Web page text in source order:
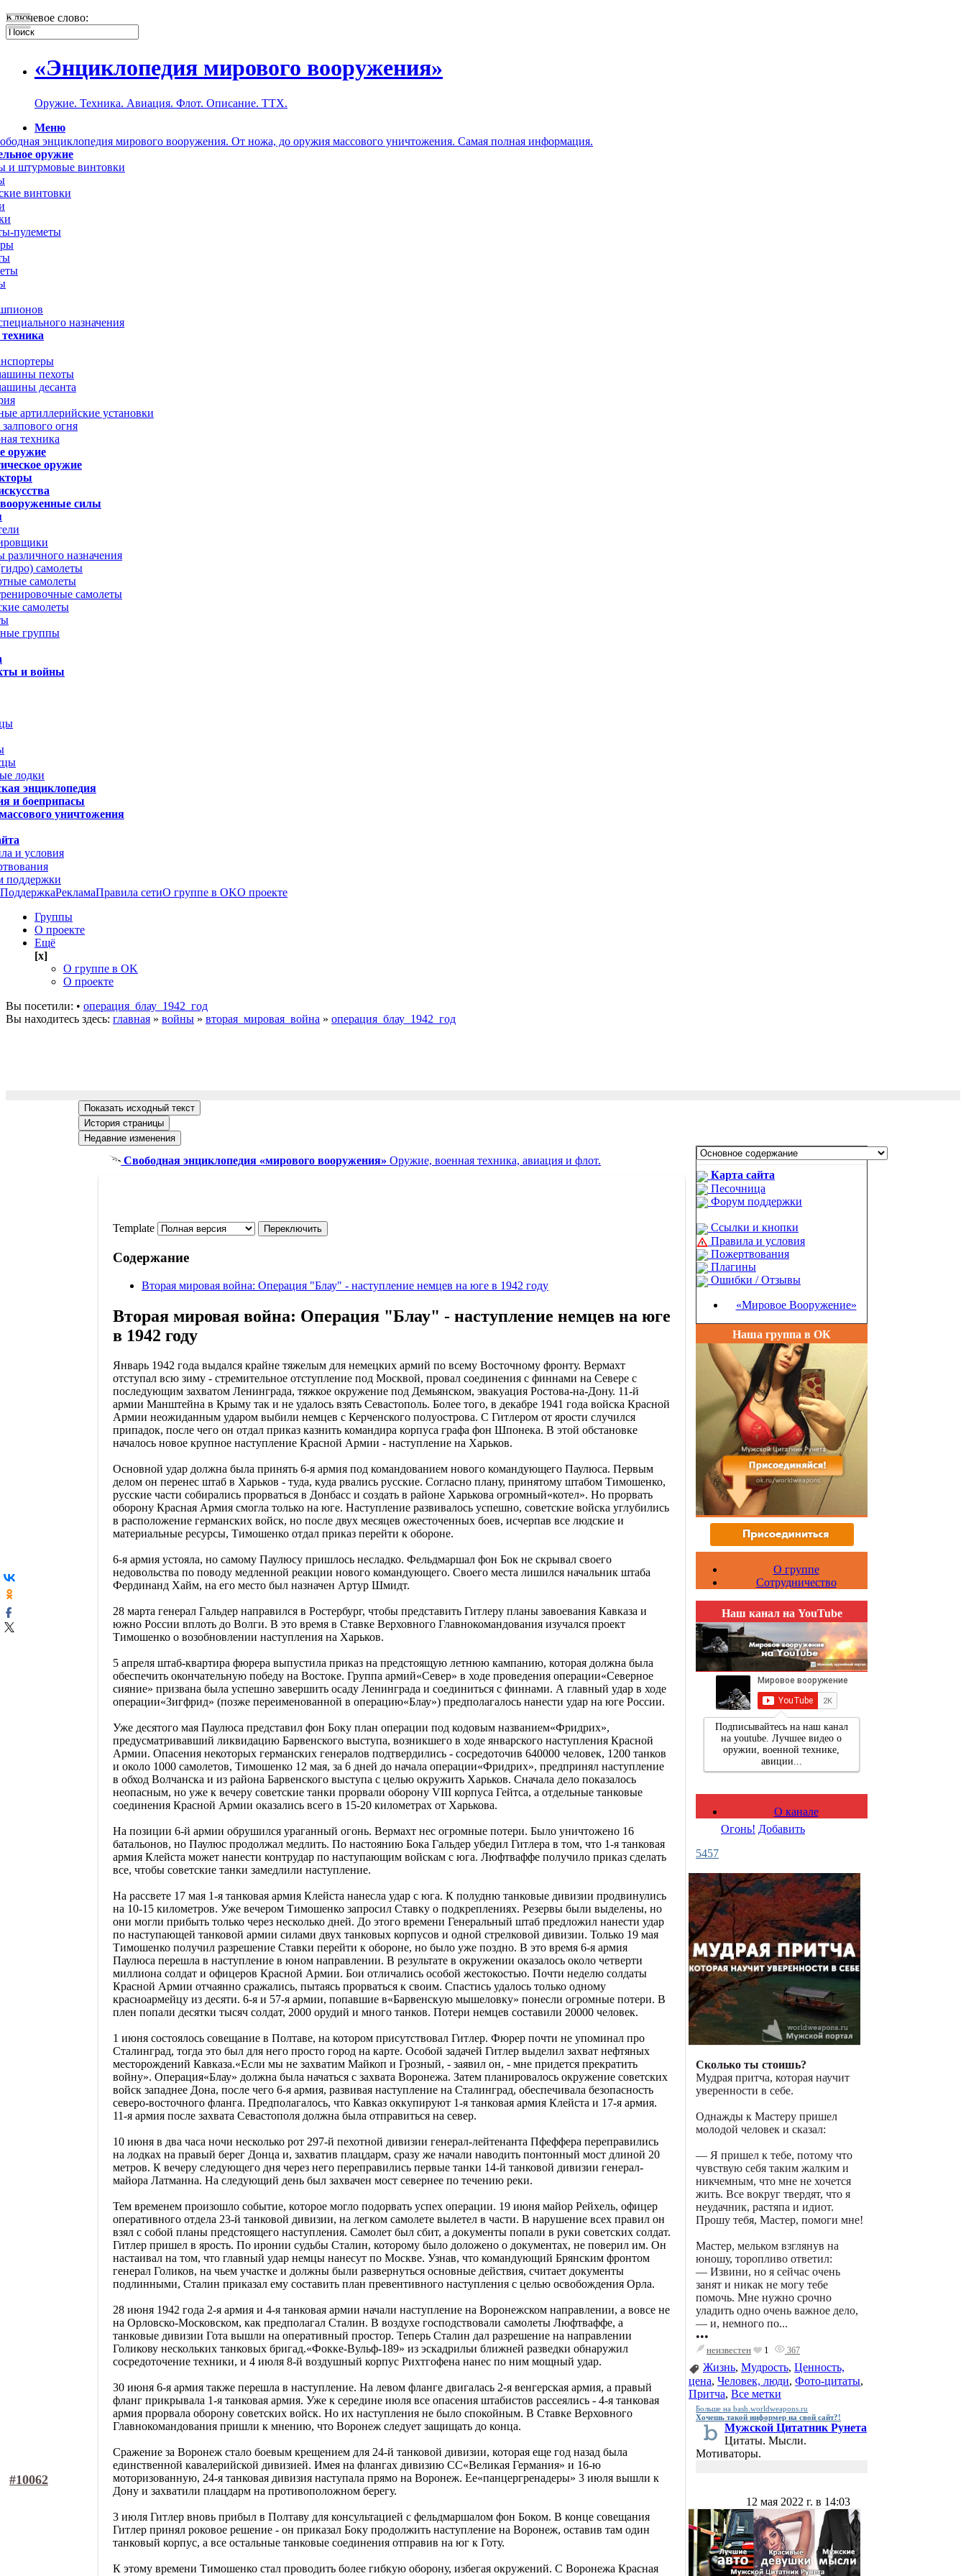
Ключевое слово:
«Энциклопедия мирового вооружения»
Оружие. Техника. Авиация. Флот. Описание. ТТХ.
Меню
оружие
и штурмовые винтовки
винтовки
пулеметы
назначения
пехоты
десанта
артиллерийские установки
огня
техника
оружие
оружие
силы
различного назначения
самолеты
самолеты
самолеты
самолеты
группы
и войны
лодки
энциклопедия
и боеприпасы
уничтожения
и условия
ПоддержкаРекламаПравила сетиО группе в OKО проекте
Группы
О проекте
Ещё
[x]
О группе в OK
О проекте
Вы посетили: • операция_блау_1942_год
Вы находитесь здесь: главная » войны » вторая_мировая_война » операция_блау_1942_год
Свободная энциклопедия «мирового вооружения» Оружие, военная техника, авиация и флот.
Template
Содержание
Вторая мировая война: Операция "Блау" - наступление немцев на юге в 1942 году
Вторая мировая война: Операция "Блау" - наступление немцев на юге
в 1942 году
Январь 1942 года выдался крайне тяжелым для немецких армий по всему Восточному фронту. Вермахт
отступал всю зиму - стремительное отступление под Москвой, провал соединения с финнами на Севере с
последующим захватом Ленинграда, тяжкое окружение под Демьянском, эвакуация Ростова-на-Дону. 11-й
армии Манштейна в Крыму так и не удалось взять Севастополь. Более того, в декабре 1941 года войска Красной
Армии неожиданным ударом выбили немцев с Керченского полуострова. С Гитлером от ярости случился
припадок, после чего он отдал приказ казнить командира корпуса графа фон Шпонека. В этой обстановке
началось новое крупное наступление Красной Армии - наступление на Харьков.
Основной удар должна была принять 6-я армия под командованием нового командующего Паулюса. Первым
делом он перенес штаб в Харьков - туда, куда рвались русские. Согласно плану, принятому штабом Тимошенко,
русские части собирались прорваться в Донбасс и создать в районе Харькова огромный«котел». Но прорвать
оборону Красная Армия смогла только на юге. Наступление развивалось успешно, советские войска углубились
в расположение германских войск, но после двух месяцев ожесточенных боев, исчерпав все людские и
материальные ресурсы, Тимошенко отдал приказ перейти к обороне.
6-я армия устояла, но самому Паулюсу пришлось несладко. Фельдмаршал фон Бок не скрывал своего
недовольства по поводу медленной реакции нового командующего. Своего места лишился начальник штаба
Фердинанд Хайм, на его место был назначен Артур Шмидт.
28 марта генерал Гальдер направился в Ростербург, чтобы представить Гитлеру планы завоевания Кавказа и
южно России вплоть до Волги. В это время в Ставке Верховного Главнокомандования изучался проект
Тимошенко о возобновлении наступления на Харьков.
5 апреля штаб-квартира фюрера выпустила приказ на предстоящую летнюю кампанию, которая должна была
обеспечить окончательную победу на Востоке. Группа армий«Север» в ходе проведения операции«Северное
сияние» призвана была успешно завершить осаду Ленинграда и соединиться с финнами. А главный удар в ходе
операции«Зигфрид» (позже переименованной в операцию«Блау») предполагалось нанести удар на юге России.
Уже десятого мая Паулюса представил фон Боку план операции под кодовым названием«Фридрих»,
предусматривавший ликвидацию Барвенского выступа, возникшего в ходе январского наступления Красной
Армии. Опасения некоторых германских генералов подтвердились - сосредоточив 640000 человек, 1200 танков
и около 1000 самолетов, Тимошенко 12 мая, за 6 дней до начала операции«Фридрих», предпринял наступление
в обход Волчанска и из района Барвенского выступа с целью окружить Харьков. Сначала дело показалось
неопасным, но уже к вечеру советские танки прорвали оборону VIII корпуса Гейтса, а отдельные танковые
соединения Красной Армии оказались всего в 15-20 километрах от Харькова.
На позиции 6-й армии обрушился ураганный огонь. Вермахт нес огромные потери. Было уничтожено 16
батальонов, но Паулюс продолжал медлить. По настоянию Бока Гальдер убедил Гитлера в том, что 1-я танковая
армия Клейста может нанести контрудар по наступающим войскам с юга. Люфтваффе получило приказ сделать
все, чтобы советские танки замедлили наступление.
На рассвете 17 мая 1-я танковая армия Клейста нанесла удар с юга. К полудню танковые дивизии продвинулись
на 10-15 километров. Уже вечером Тимошенко запросил Ставку о подкреплениях. Резервы были выделены, но
они могли прибыть только через несколько дней. До этого времени Генеральный штаб предложил нанести удар
по наступающей танковой армии силами двух танковых корпусов и одной стрелковой дивизии. Только 19 мая
Тимошенко получил разрешение Ставки перейти к обороне, но было уже поздно. В это время 6-я армия
Паулюса перешла в наступление в юном направлении. В результате в окружении оказалось около четверти
миллиона солдат и офицеров Красной Армии. Бои отличались особой жестокостью. Почти неделю солдаты
Красной Армии отчаянно сражались, пытаясь прорваться к своим. Спастись удалось только одному
красноармейцу из десяти. 6-я и 57-я армии, попавшие в«Барвенскую мышеловку» понесли огромные потери. В
плен попали десятки тысяч солдат, 2000 орудий и много танков. Потери немцев составили 20000 человек.
1 июня состоялось совещание в Полтаве, на котором присутствовал Гитлер. Фюрер почти не упоминал про
Сталинград, тогда это был для него просто город на карте. Особой задачей Гитлер выделил захват нефтяных
месторождений Кавказа.«Если мы не захватим Майкоп и Грозный, - заявил он, - мне придется прекратить
войну». Операция«Блау» должна была начаться с захвата Воронежа. Затем планировалось окружение советских
войск западнее Дона, после чего 6-я армия, развивая наступление на Сталинград, обеспечивала безопасность
северо-восточного фланга. Предполагалось, что Кавказ оккупируют 1-я танковая армия Клейста и 17-я армия.
11-я армия после захвата Севастополя должна была отправиться на север.
10 июня в два часа ночи несколько рот 297-й пехотной дивизии генерал-лейтенанта Пфеффера переправились
на лодках на правый берег Донца и, захватив плацдарм, сразу же начали наводить понтонный мост длиной 20
метров. К вечеру следующего дня через него переправились первые танки 14-й танковой дивизии генерал-
майора Латманна. На следующий день был захвачен мост севернее по течению реки.
Тем временем произошло событие, которое могло подорвать успех операции. 19 июня майор Рейхель, офицер
оперативного отдела 23-й танковой дивизии, на легком самолете вылетел в части. В нарушение всех правил он
взял с собой планы предстоящего наступления. Самолет был сбит, а документы попали в руки советских солдат.
Гитлер пришел в ярость. По иронии судьбы Сталин, которому было доложено о документах, не поверил им. Он
настаивал на том, что главный удар немцы нанесут по Москве. Узнав, что командующий Брянским фронтом
генерал Голиков, на чьем участке и должны были развернуться основные действия, считает документы
подлинными, Сталин приказал ему составить план превентивного наступления с целью освобождения Орла.
28 июня 1942 года 2-я армия и 4-я танковая армии начали наступление на Воронежском направлении, а вовсе не
на Орловско-Московском, как предполагал Сталин. В воздухе господствовали самолеты Люфтваффе, а
танковые дивизии Гота вышли на оперативный простор. Теперь Сталин дал разрешение на направлении
Голикову нескольких танковых бригад.«Фокке-Вульф-189» из эскадрильи ближней разведки обнаружил
сосредоточение техники, и 4 июля 8-й воздушный корпус Рихтгофена нанес по ним мощный удар.
30 июня 6-я армия также перешла в наступление. На левом фланге двигалась 2-я венгерская армия, а правый
фланг прикрывала 1-я танковая армия. Уже к середине июля все опасения штабистов рассеялись - 4-я танковая
армия прорвала оборону советских войск. Но их наступления не было спокойным. В Ставке Верховного
Главнокомандования пришли к мнению, что Воронеж следует защищать до конца.
Сражение за Воронеж стало боевым крещением для 24-й танковой дивизии, которая еще год назад была
единственной кавалерийской дивизией. Имея на флангах дивизию СС«Великая Германия» и 16-ю
моторизованную, 24-я танковая дивизия наступала прямо на Воронеж. Ее«панцергренадеры» 3 июля вышли к
Дону и захватили плацдарм на противоположном берегу.
3 июля Гитлер вновь прибыл в Полтаву для консультацией с фельдмаршалом фон Боком. В конце совещания
Гитлер принял роковое решение - он приказал Боку продолжить наступление на Воронеж, оставив там один
танковый корпус, а все остальные танковые соединения отправив на юг к Готу.
К этому времени Тимошенко стал проводить более гибкую оборону, избегая окружений. С Воронежа Красная
Карта сайта
Песочница
Форум поддержки
Ссылки и кнопки
Правила и условия
Пожертвования
Плагины
Ошибки / Отзывы
«Мировое Вооружение»
Наша группа в ОК
О группе
Сотрудничество
Наш канал на YouTube
Подписывайтесь на наш канал
на youtube. Лучшее видео о
оружии, военной технике,
авиции...
О канале
Огонь! Добавить
5457
Сколько ты стоишь?
Мудрая притча, которая научит
уверенности в себе.
Однажды к Мастеру пришел
молодой человек и сказал:
— Я пришел к тебе, потому что
чувствую себя таким жалким и
никчемным, что мне не хочется
жить. Все вокруг твердят, что я
неудачник, растяпа и идиот.
Прошу тебя, Мастер, помоги мне!
Мастер, мельком взглянув на
юношу, торопливо ответил:
— Извини, но я сейчас очень
занят и никак не могу тебе
помочь. Мне нужно срочно
уладить одно очень важное дело,
— и, немного по...
•••
неизвестен 1 367
Жизнь, Мудрость, Ценность,
цена, Человек, люди, Фото-цитаты,
Притча, Все метки
Больше на bash.worldweapons.ru
Хочешь такой информер на свой сайт?!
Мужской Цитатник Рунета
Цитаты. Мысли.
Мотиваторы.
#10062
12 мая 2022 г. в 14:03